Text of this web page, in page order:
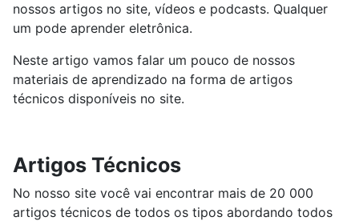
nossos artigos no site, vídeos e podcasts. Qualquer
um pode aprender eletrônica.
Neste artigo vamos falar um pouco de nossos
materiais de aprendizado na forma de artigos
técnicos disponíveis no site.
Artigos Técnicos
No nosso site você vai encontrar mais de 20 000
artigos técnicos de todos os tipos abordando todos